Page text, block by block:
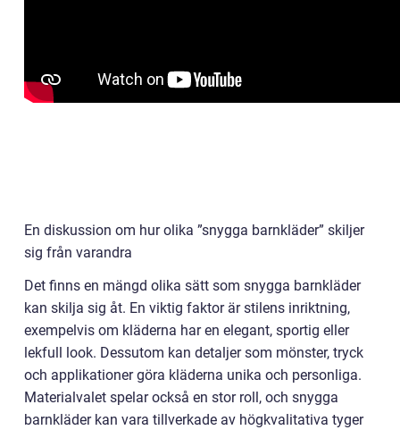
En diskussion om hur olika ”snygga barnkläder” skiljer
sig från varandra
Det finns en mängd olika sätt som snygga barnkläder
kan skilja sig åt. En viktig faktor är stilens inriktning,
exempelvis om kläderna har en elegant, sportig eller
lekfull look. Dessutom kan detaljer som mönster, tryck
och applikationer göra kläderna unika och personliga.
Materialvalet spelar också en stor roll, och snygga
barnkläder kan vara tillverkade av högkvalitativa tyger